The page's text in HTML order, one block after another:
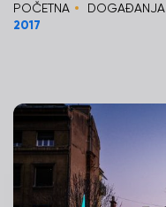
POČETNA DOGAĐANJA
2017